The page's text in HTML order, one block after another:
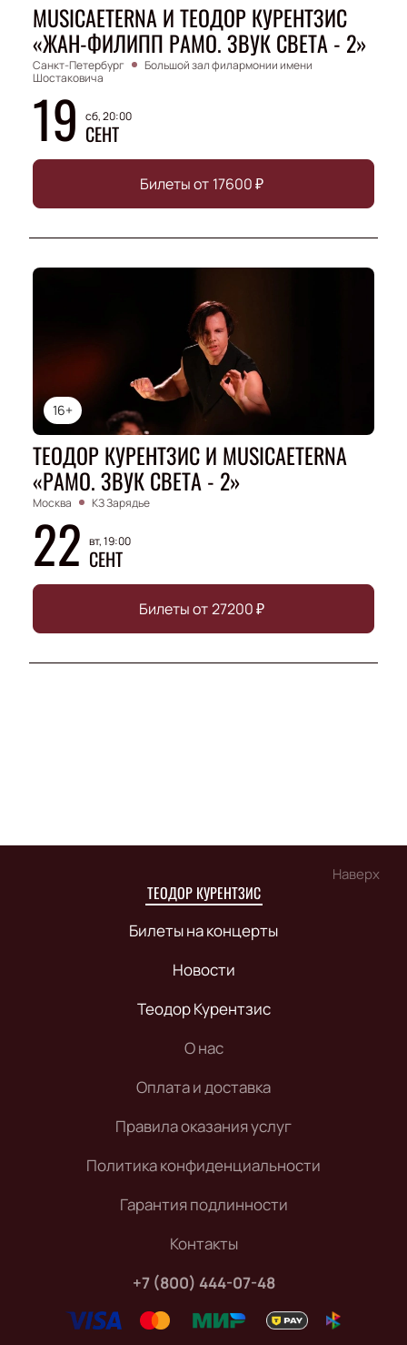
MUSICAETERNA И ТЕОДОР КУРЕНТЗИС
«ЖАН-ФИЛИПП РАМО. ЗВУК СВЕТА - 2»
Санкт-Петербург
Большой зал филармонии имени
Шостаковича
19 сб, 20:00
СЕНТ
Билеты от 17600₽
16+
ТЕОДОР КУРЕНТЗИС И MUSICAETERNA
«РАМО. ЗВУК СВЕТА - 2»
Москва КЗ Зарядье
22 вт, 19:00
СЕНТ
Билеты от27200₽
Наверх
ТЕОДОР КУРЕНТЗИС
Билеты на концерты
Новости
Теодор Курентзис
О нас
Оплата и доставка
Правила оказания услуг
Политика конфиденциальности
Гарантия подлинности
Контакты
+7 (800) 444-07-48